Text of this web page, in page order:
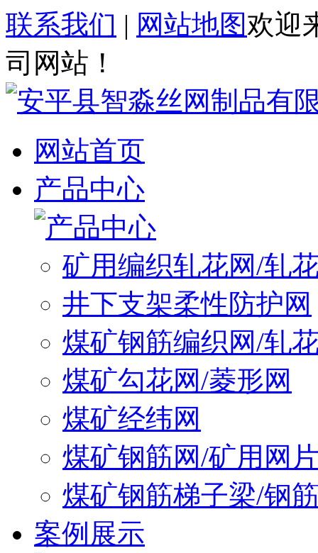
联系我们 | 网站地图欢迎
司网站！
网站首页
产品中心
矿用编织轧花网/轧
井下支架柔性防护网
煤矿钢筋编织网/轧
煤矿勾花网/菱形网
煤矿经纬网
煤矿钢筋网/矿用网
煤矿钢筋梯子梁/钢
案例展示